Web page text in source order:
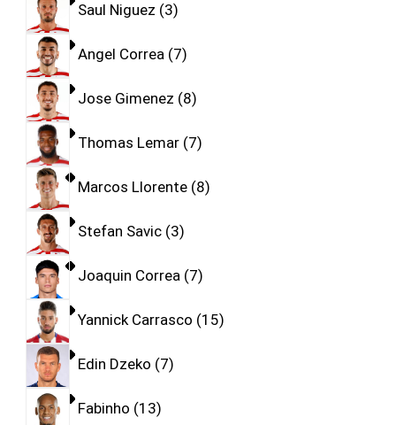
Saul Niguez 3
Angel Correa 7
Jose Gimenez 8
Thomas Lemar 7
Marcos Llorente 8
Stefan Savic 3
Joaquin Correa 7
Yannick Carrasco 15
Edin Dzeko 7
Fabinho 13